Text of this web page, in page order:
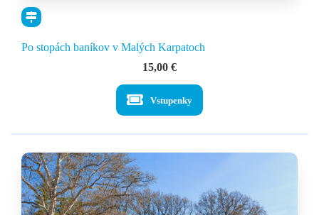
Po stopách baníkov v Malých Karpatoch
15,00 €
Vstupenky